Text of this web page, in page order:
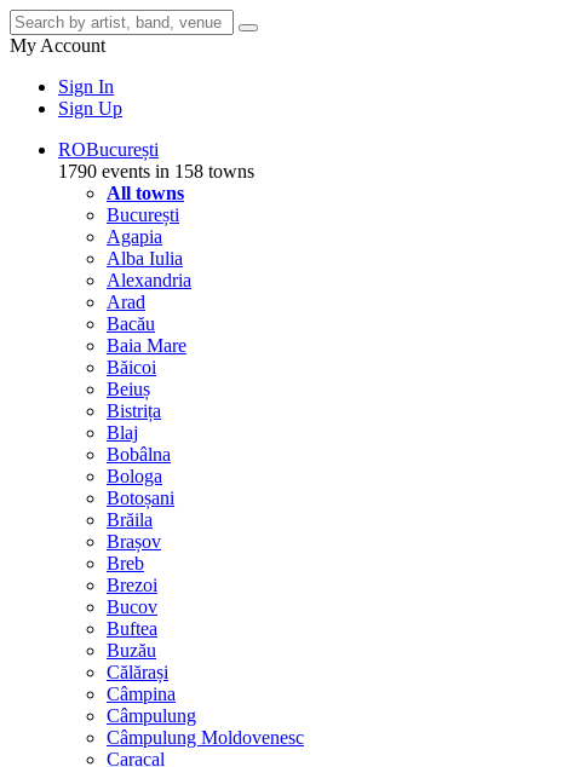
My Account
Sign In
Sign Up
ROBucurești
1790 events in 158 towns
All towns
București
Agapia
Alba Iulia
Alexandria
Arad
Bacău
Baia Mare
Băicoi
Beiuș
Bistrița
Blaj
Bobâlna
Bologa
Botoșani
Brăila
Brașov
Breb
Brezoi
Bucov
Buftea
Buzău
Călărași
Câmpina
Câmpulung
Câmpulung Moldovenesc
Caracal